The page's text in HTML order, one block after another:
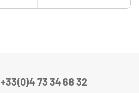
+33(0)4 73 34 68 32